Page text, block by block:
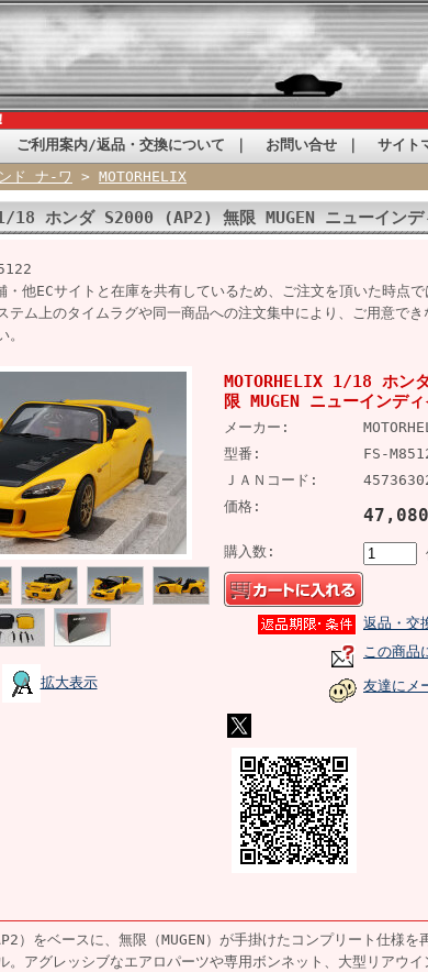
ご利用案内/返品・交換について お問い合せ サイト
ド ナ-ワ > MOTORHELIX
1/18 ホンダ S2000 (AP2) 無限 MUGEN ニューインデ
他ECサイトと在庫を共有しているため、ご注文を頂いた時点
テム上のタイムラグや同一商品への注文集中により、ご用意でき
拡大表示
MOTORHELIX 1/18 ホ
限 MUGEN ニューインデ
メーカー:
型番:
FS-
ＪＡＮコード:
価格:
購入数:
返品・交
この商品
友達にメ
）をベースに、無限（MUGEN）が手掛けたコンプリート仕様
。アグレッシブなエアロパーツや専用ボンネット、大型リアウ